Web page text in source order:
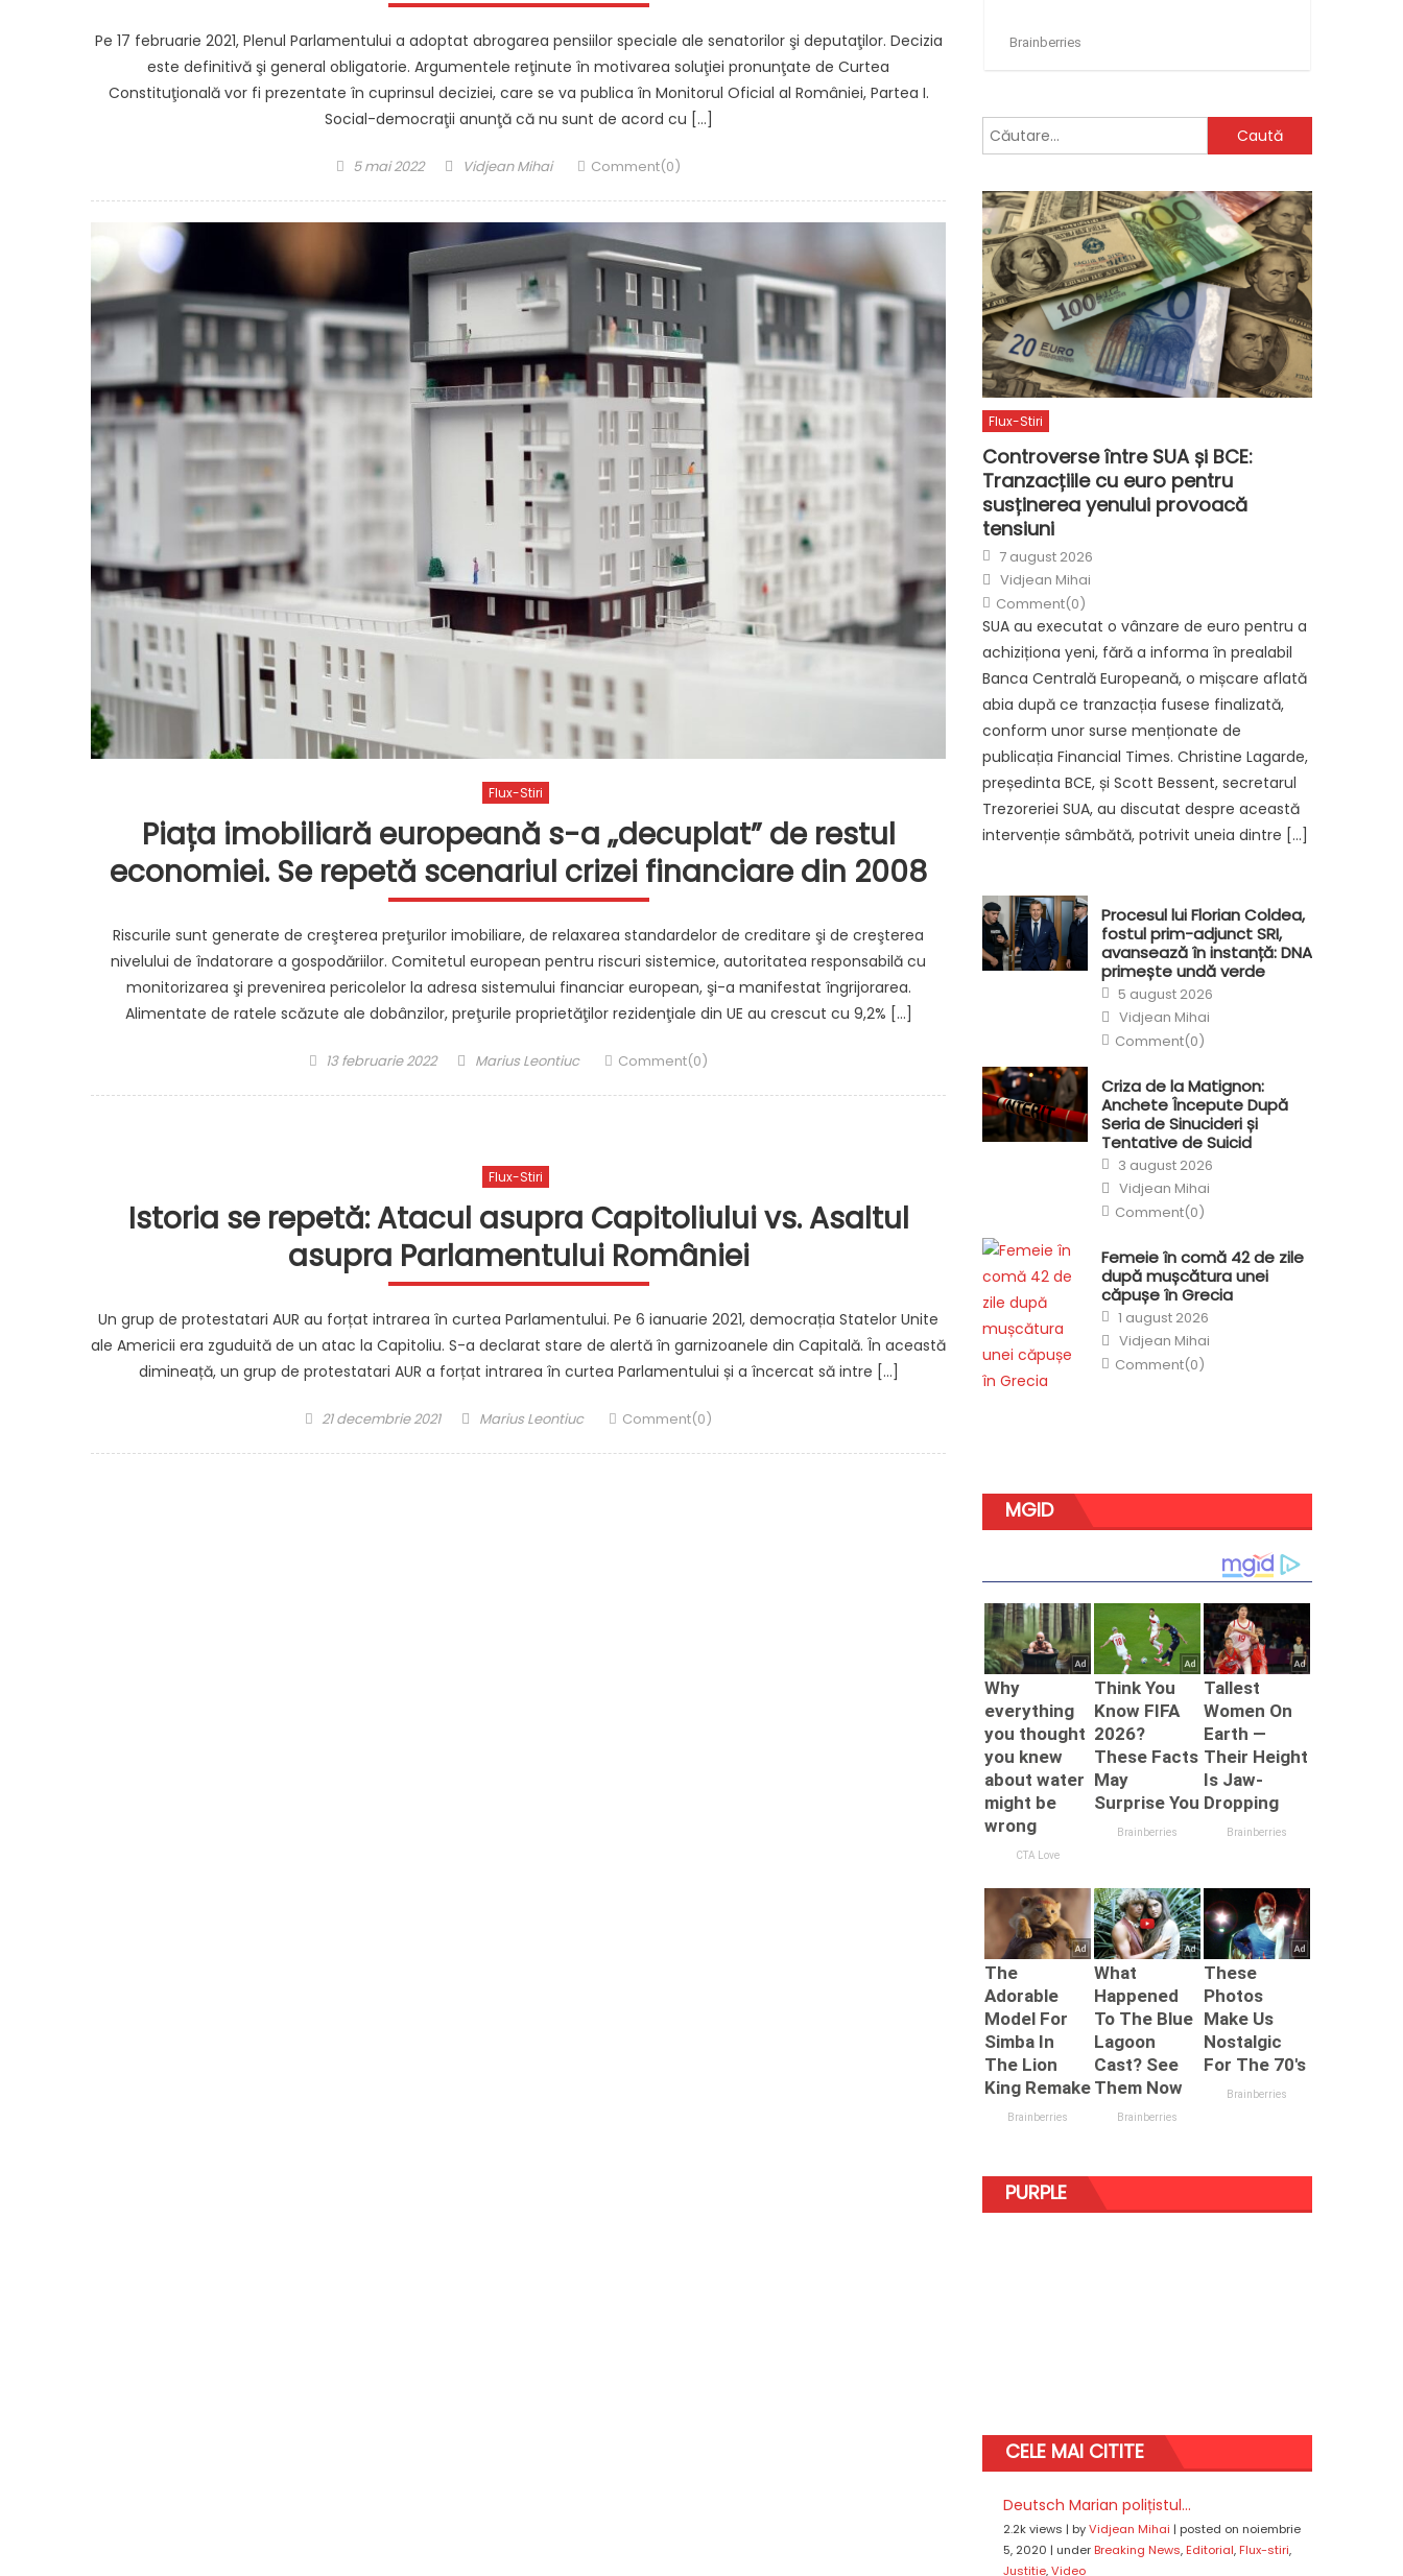
Pe 17 februarie 2021, Plenul Parlamentului a adoptat abrogarea pensiilor speciale ale senatorilor şi deputaţilor. Decizia
este definitivă şi general obligatorie. Argumentele reţinute în motivarea soluţiei pronunţate de Curtea
Constituţională vor fi prezentate în cuprinsul deciziei, care se va publica în Monitorul Oficial al României, Partea I.
Social-democraţii anunţă că nu sunt de acord cu […]
Posted
5 mai 2022 Author
Vidjean Mihai Comment(0)
Flux-Stiri
Piața imobiliară europeană s-a „decuplat” de restul
economiei. Se repetă scenariul crizei financiare din 2008
Riscurile sunt generate de creşterea preţurilor imobiliare, de relaxarea standardelor de creditare şi de creşterea
nivelului de îndatorare a gospodăriilor. Comitetul european pentru riscuri sistemice, autoritatea responsabilă cu
monitorizarea şi prevenirea pericolelor la adresa sistemului financiar european, şi-a manifestat îngrijorarea.
Alimentate de ratele scăzute ale dobânzilor, preţurile proprietăţilor rezidenţiale din UE au crescut cu 9,2% […]
Posted
13 februarie 2022 Author
Marius Leontiuc Comment(0)
Flux-Stiri
Istoria se repetă: Atacul asupra Capitoliului vs. Asaltul
asupra Parlamentului României
Un grup de protestatari AUR au forțat intrarea în curtea Parlamentului. Pe 6 ianuarie 2021, democrația Statelor Unite
ale Americii era zguduită de un atac la Capitoliu. S-a declarat stare de alertă în garnizoanele din Capitală. În această
dimineață, un grup de protestatari AUR a forțat intrarea în curtea Parlamentului și a încercat să intre […]
Posted
21 decembrie 2021 Author
Marius Leontiuc Comment(0)
Caută
după:
Flux-Stiri
Controverse între SUA și BCE:
Tranzacțiile cu euro pentru
susținerea yenului provoacă
tensiuni
Posted
on
7 august 2026
Author
Vidjean Mihai
Comment(0)
SUA au executat o vânzare de euro pentru a
achiziționa yeni, fără a informa în prealabil
Banca Centrală Europeană, o mișcare aflată
abia după ce tranzacția fusese finalizată,
conform unor surse menționate de
publicația Financial Times. Christine Lagarde,
președinta BCE, și Scott Bessent, secretarul
Trezoreriei SUA, au discutat despre această
intervenție sâmbătă, potrivit uneia dintre […]
Procesul lui Florian Coldea,
fostul prim-adjunct SRI,
avansează în instanță: DNA
primește undă verde
Posted
on
5 august 2026
Author
Vidjean Mihai
Comment(0)
Criza de la Matignon:
Anchete Începute După
Seria de Sinucideri și
Tentative de Suicid
Posted
on
3 august 2026
Author
Vidjean Mihai
Comment(0)
Femeie în comă 42 de zile
după mușcătura unei
căpușe în Grecia
Posted
on
1 august 2026
Author
Vidjean Mihai
Comment(0)
MGID
PURPLE
CELE MAI CITITE
Deutsch Marian polițistul...
2.2k views | byVidjean Mihai | posted on noiembrie
5, 2020 | under Breaking News, Editorial, Flux-stiri,
Justitie,Video